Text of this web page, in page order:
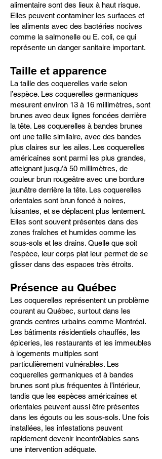
alimentaire sont des lieux à haut risque.
Elles peuvent contaminer les surfaces et
les aliments avec des bactéries nocives
comme la salmonelle ou E. coli, ce qui
représente un danger sanitaire important.
Taille et apparence
La taille des coquerelles varie selon
l’espèce. Les coquerelles germaniques
mesurent environ 13 à 16 millimètres, sont
brunes avec deux lignes foncées derrière
la tête. Les coquerelles à bandes brunes
ont une taille similaire, avec des bandes
plus claires sur les ailes. Les coquerelles
américaines sont parmi les plus grandes,
atteignant jusqu’à 50 millimètres, de
couleur brun rougeâtre avec une bordure
jaunâtre derrière la tête. Les coquerelles
orientales sont brun foncé à noires,
luisantes, et se déplacent plus lentement.
Elles sont souvent présentes dans des
zones fraîches et humides comme les
sous-sols et les drains. Quelle que soit
l’espèce, leur corps plat leur permet de se
glisser dans des espaces très étroits.
Présence au Québec
Les coquerelles représentent un problème
courant au Québec, surtout dans les
grands centres urbains comme Montréal.
Les bâtiments résidentiels chauffés, les
épiceries, les restaurants et les immeubles
à logements multiples sont
particulièrement vulnérables. Les
coquerelles germaniques et à bandes
brunes sont plus fréquentes à l’intérieur,
tandis que les espèces américaines et
orientales peuvent aussi être présentes
dans les égouts ou les sous-sols. Une fois
installées, les infestations peuvent
rapidement devenir incontrôlables sans
une intervention adéquate.